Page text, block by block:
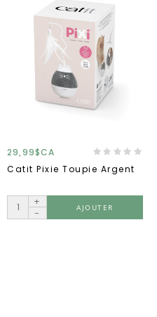
29,99$CA
Catit Pixie Toupie Argent
+
-
AJOUTER